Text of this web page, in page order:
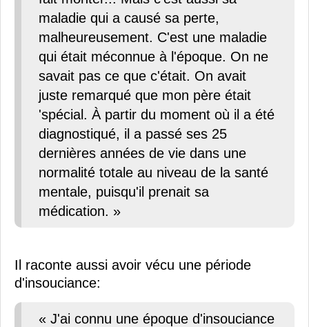
maladie qui a causé sa perte,
malheureusement. C'est une maladie
qui était méconnue à l'époque. On ne
savait pas ce que c'était. On avait
juste remarqué que mon père était
'spécial. À partir du moment où il a été
diagnostiqué, il a passé ses 25
dernières années de vie dans une
normalité totale au niveau de la santé
mentale, puisqu'il prenait sa
médication. »
Il raconte aussi avoir vécu une période
d'insouciance:
« J'ai connu une époque d'insouciance